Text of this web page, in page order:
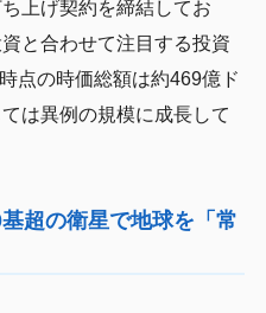
上げ契約を締結してお
と合わせて注目する投資
点の時価総額は約469億ド
は異例の規模に成長して
超の衛星で地球を「常